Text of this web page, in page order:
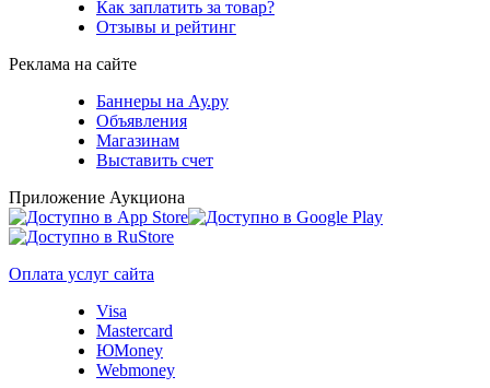
Как заплатить за товар?
Отзывы и рейтинг
Реклама на сайте
Баннеры на Ау.ру
Объявления
Магазинам
Выставить счет
Приложение Аукциона
Оплата услуг сайта
Visa
Mastercard
ЮMoney
Webmoney